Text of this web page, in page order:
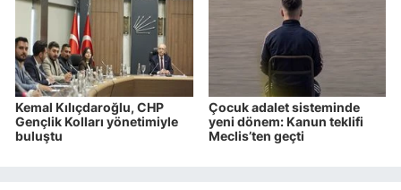
Kemal Kılıçdaroğlu, CHP
Gençlik Kolları yönetimiyle
buluştu
Çocuk adalet sisteminde
yeni dönem: Kanun teklifi
Meclis’ten geçti